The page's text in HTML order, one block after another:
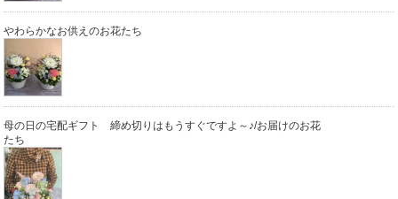
やわらかなお供えのお花たち
母の日の宅配ギフト 締め切りはもうすぐですよ～♪/お届けのお花
たち